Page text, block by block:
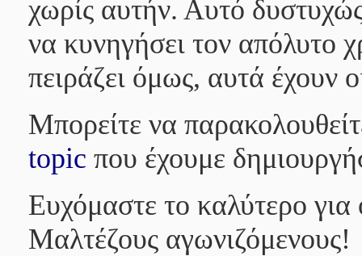
χωρίς αυτήν. Αυτό
να κυνηγήσει τον απόλυτο
πειράζει όμως, αυτά έχουν
Μπορείτε να
topic που έχουμε
Ευχόμαστε το καλύτερο
Μαλτέζους αγωνιζόμενους!